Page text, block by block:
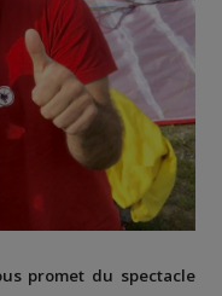
promet du spectacle